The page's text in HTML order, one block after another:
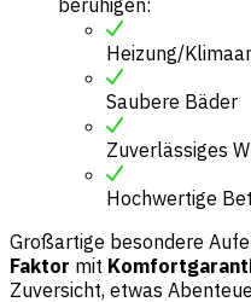
Heizung/
Saubere Bäder
Zuverlässiges
Hochwertige
Großartige besondere
Faktor mit
Zuversicht, etwas